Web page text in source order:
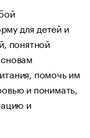
для детей и
понятной
помочь им
и понимать,
и